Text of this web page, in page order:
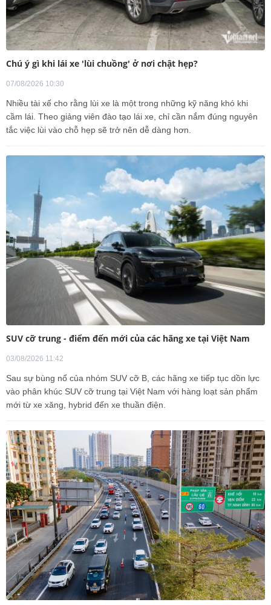
Chú ý gì khi lái xe 'lùi chuồng' ở nơi chật hẹp?
07/08/2026 10:30
Nhiều tài xế cho rằng lùi xe là một trong những kỹ năng khó khi
cầm lái. Theo giảng viên đào tạo lái xe, chỉ cần nắm đúng nguyên
tắc việc lùi vào chỗ hẹp sẽ trở nên dễ dàng hơn.
SUV cỡ trung - điểm đến mới của các hãng xe tại Việt Nam
03/08/2026 11:42
Sau sự bùng nổ của nhóm SUV cỡ B, các hãng xe tiếp tục dồn lực
vào phân khúc SUV cỡ trung tại Việt Nam với hàng loạt sản phẩm
mới từ xe xăng, hybrid đến xe thuần điện.